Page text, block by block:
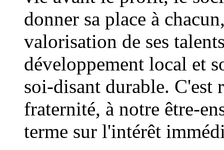
donner sa place à
valorisation de ses
développement local et
soi-disant durable. C'est
fraternité, à notre être-
terme sur l'intérêt